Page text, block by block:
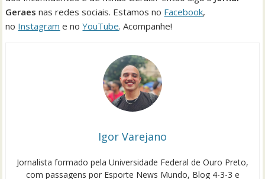
Geraesnas redes sociais. Estamos no Facebook,
no Instagram e noYouTube. Acompanhe!
Igor Varejano
Jornalista formado pela Universidade Federal de Ouro Preto,
com passagens por Esporte News Mundo, Blog 4-3-3 e